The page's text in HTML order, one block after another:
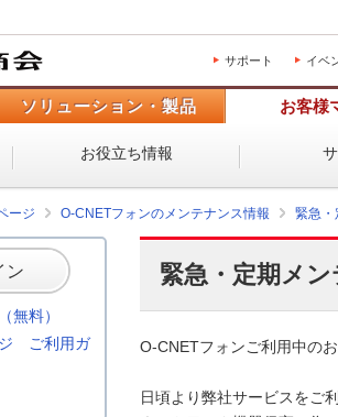
サポート イベ
ソリューション・製品 お客様
お役立ち情報
ージ O-CNETフォンのメンテナンス情報 緊急・
緊急・定期メ
O-CNETフォンご利用中の
日頃より弊社サービスをご
ン
無料）
ジ ご利用ガ